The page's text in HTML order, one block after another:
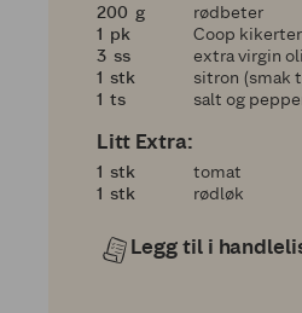
200
200 g
rødbeter
11 pk
Coop kikerter
3
3 ss
extra virgin
11 stk
sitron (smak
11 ts salt og
Litt Extra:
11 stk
tomat
11 stk rødløk
Legg til i